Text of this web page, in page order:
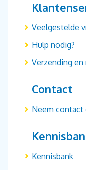
Veelgestelde
Hulp nodig?
Verzending
Contact
Neem contact
Kennisbank